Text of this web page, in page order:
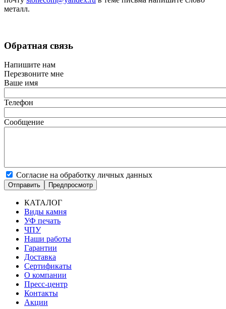
металл.
Обратная связь
Напишите нам
Перезвоните мне
Ваше имя
Телефон
Сообщение
Согласие на обработку личных данных
Основная
навигация
КАТАЛОГ
Виды камня
УФ печать
ЧПУ
Наши работы
Гарантии
Доставка
Сертификаты
О компании
Пресс-центр
Контакты
Акции